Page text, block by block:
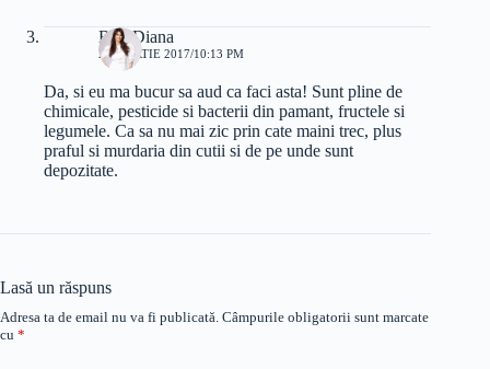
Bart Diana
25 MARTIE 2017/10:13 PM
Da, si eu ma bucur sa aud ca faci asta! Sunt pline de
chimicale, pesticide si bacterii din pamant, fructele si
legumele. Ca sa nu mai zic prin cate maini trec, plus
praful si murdaria din cutii si de pe unde sunt
depozitate.
Lasă un răspuns
Adresa ta de email nu va fi publicată. Câmpurile obligatorii sunt marcate
cu *